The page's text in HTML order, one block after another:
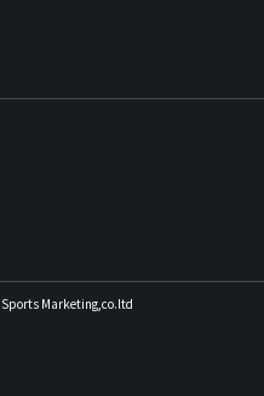
Marketing,co.ltd